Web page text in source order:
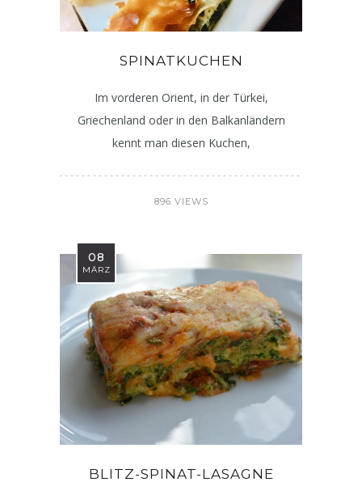
SPINATKUCHEN
Im vorderen Orient, in der Türkei,
Griechenland oder in den Balkanländern
kennt man diesen Kuchen,
896 VIEWS
08
MÄRZ
BLITZ-SPINAT-LASAGNE